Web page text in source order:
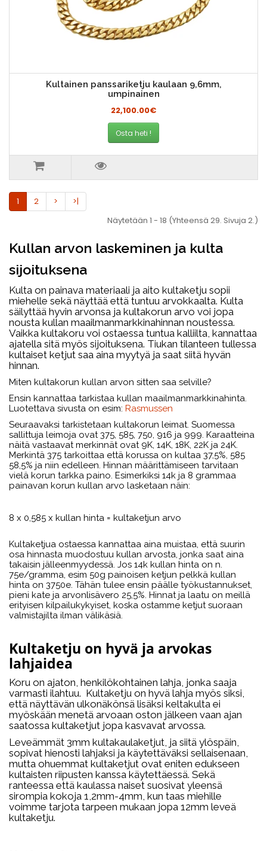
Kultainen panssariketju kaulaan 9,6mm,
umpinainen
22,100.00€
Osta heti !
1 2 >
>|
Näytetään 1 - 18 (Yhteensä 29. Sivuja 2.)
Kullan arvon laskeminen ja kulta
sijoituksena
Kulta on painava materiaali ja aito kultaketju sopii
miehelle sekä näyttää että tuntuu arvokkaalta. Kulta
säilyttää hyvin arvonsa ja kultakorun arvo voi jopa
nousta kullan maailmanmarkkinahinnan noustessa.
Vaikka kultakoru voi ostaessa tuntua kalliilta, kannattaa
ajatella sitä myös sijoituksena. Tiukan tilanteen tullessa
kultaiset ketjut saa aina myytyä ja saat siitä hyvän
hinnan.
Miten kultakorun kullan arvon sitten saa selville?
Ensin kannattaa tarkistaa kullan maailmanmarkkinahinta.
Luotettava sivusta on esim: Rasmussen
Seuraavaksi tarkistetaan kultakorun leimat. Suomessa
sallittuja leimoja ovat 375, 585, 750, 916 ja 999. Karaatteina
näitä vastaavat merkinnät ovat 9K, 14K, 18K, 22K ja 24K.
Merkintä 375 tarkoittaa että korussa on kultaa 37,5%, 585
58,5% ja niin edelleen. Hinnan määrittämiseen tarvitaan
vielä korun tarkka paino. Esimerkiksi 14k ja 8 grammaa
painavan korun kullan arvo lasketaan näin:
8 x 0,585 x kullan hinta = kultaketjun arvo
Kultaketjua ostaessa kannattaa aina muistaa, että suurin
osa hinnasta muodostuu kullan arvosta, jonka saat aina
takaisin jälleenmyydessä. Jos 14k kullan hinta on n.
75e/gramma, esim 50g painoisen ketjun pelkkä kullan
hinta on 3750e. Tähän tulee ensin päälle työkustannukset,
pieni kate ja arvonlisävero 25,5%. Hinnat ja laatu on meillä
erityisen kilpailukykyiset, koska ostamme ketjut suoraan
valmistajilta ilman välikäsiä.
Kultaketju on hyvä ja arvokas
lahjaidea
Koru on ajaton, henkilökohtainen lahja, jonka saaja
varmasti ilahtuu. Kultaketju on hyvä lahja myös siksi,
että näyttävän ulkonäkönsä lisäksi keltakulta ei
myöskään menetä arvoaan oston jälkeen vaan ajan
saatossa kultaketjut jopa kasvavat arvossa.
Leveämmät 3mm kultakaulaketjut, ja siitä ylöspäin,
sopivat hienosti lahjaksi ja käytettäväksi sellaisenaan,
mutta ohuemmat kultaketjut ovat eniten edukseen
kultaisten riipusten kanssa käytettäessä. Sekä
ranteessa että kaulassa naiset suosivat yleensä
sirompia kokoja 1,2mm-4mm, kun taas miehille
voimme tarjota tarpeen mukaan jopa 12mm leveä
kultaketju.